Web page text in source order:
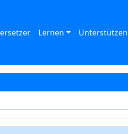
Lernen Unterstützen